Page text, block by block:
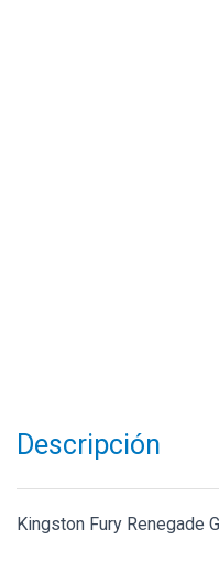
Descripción
Kingston Fury Renegade